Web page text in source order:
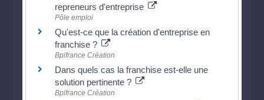
repreneurs d'entreprise
Pôle emploi
Qu'est-ce que la création d'entreprise en
franchise ?
Bpifrance Création
Dans quels cas la franchise est-elle une
solution pertinente ?
Bpifrance Création